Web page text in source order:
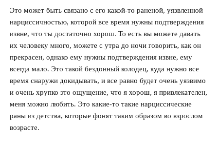
Это может быть связано с его какой-то раненой, уязвленной
нарциссичностью, которой все время нужны подтверждения
извне, что ты достаточно хорош. То есть вы можете давать
их человеку много, можете с утра до ночи говорить, как он
прекрасен, однако ему нужны подтверждения извне, ему
всегда мало. Это такой бездонный колодец, куда нужно все
время снаружи докидывать, и все равно будет очень уязвимо
и очень хрупко это ощущение, что я хорош, я привлекателен,
меня можно любить. Это какие-то такие нарциссические
раны из детства, которые фонят таким образом во взрослом
возрасте.